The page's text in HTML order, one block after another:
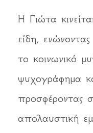
Η Γιώτα
είδη,
το κοινωνικό
ψυχογράφημα
προσφέροντας
απολαυστική